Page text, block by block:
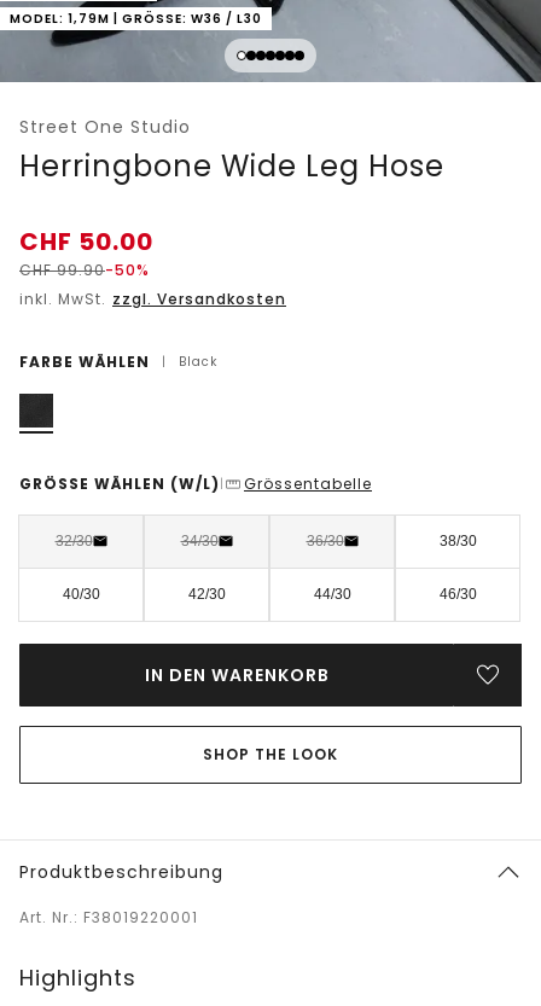
MODEL: 1,79M | GRÖSSE: W36 / L30
Street One Studio
Herringbone Wide Leg Hose
CHF 50.00
CHF99.90-50%
inkl. MwSt. zzgl. Versandkosten
FARBE WÄHLEN | Black
GRÖSSE WÄHLEN (W/L) | Grössentabelle
32/30 34/30 36/30 38/30
40/30 42/30 44/30 46/30
IN DEN WARENKORB
SHOP THE LOOK
Produktbeschreibung
Art. Nr.: F38019220001
Highlights